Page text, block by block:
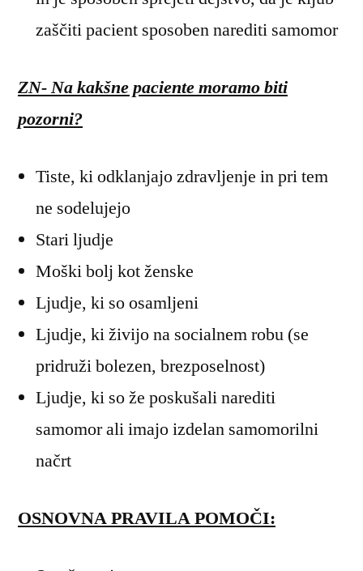
zaščiti pacient sposoben narediti samomor
ZN- Na kakšne paciente moramo biti
pozorni?
Tiste, ki odklanjajo zdravljenje in pri tem
ne sodelujejo
Stari ljudje
Moški bolj kot ženske
Ljudje, ki so osamljeni
Ljudje, ki živijo na socialnem robu (se
pridruži bolezen, brezposelnost)
Ljudje, ki so že poskušali narediti
samomor ali imajo izdelan samomorilni
načrt
OSNOVNA PRAVILA POMOČI: